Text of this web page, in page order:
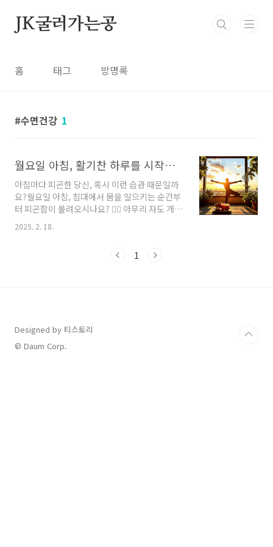
JK굴러가는공
홈 태그 방명록
수면건강 1
월요일 아침, 활기찬 하루를 시작하는 5가지 건강 습관!
아침마다 피곤한 당신, 혹시 이런 습관 때문일까
요?월요일 아침, 침대에서 몸을 일으키는 순간부
터 피곤함이 몰려오시나요? 😵‍💫 아무리 자도 개운
하지 않고, 하루 종일 무기력한 기분이라면 잘못
된 아침 습관이 원인일 수 있습니다.🚨 알람을 여
우는 습관🚨 단 음식으로 아침 식사를 대신하는
정하고 바로 일어나기!"5분만 더..."가 하루를 망
친다?알람을 여러 개 맞춰놓고 끄는 것을 반복하
2025. 2. 18.
1
Designed by 티스토리
© Daum Corp.